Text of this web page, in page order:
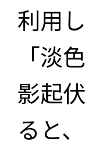
利用
「淡
影起
ると